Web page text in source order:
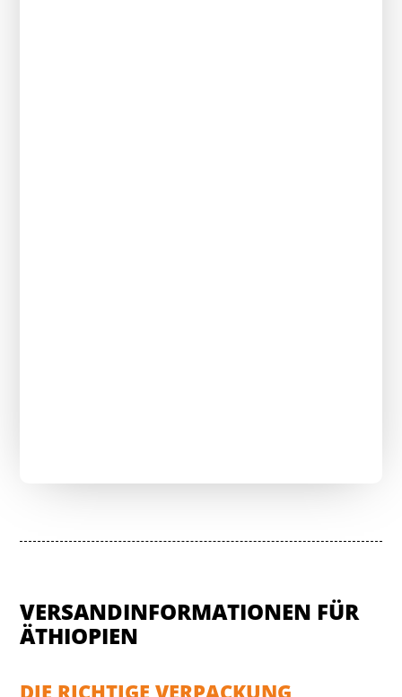
VERSANDINFORMATIONEN FÜR
ÄTHIOPIEN
DIE RICHTIGE VERPACKUNG